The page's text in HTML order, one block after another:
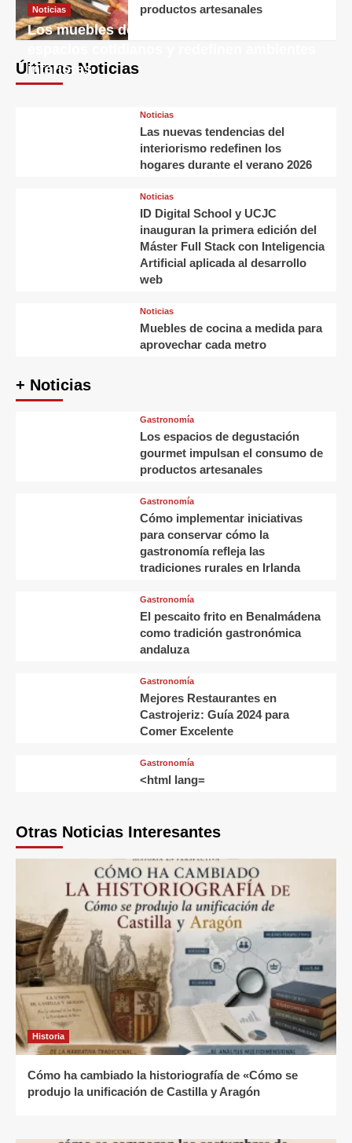
productos artesanales
Últimas Noticias
Noticias
Los muebles decorativos transforman
interiores
Noticias
Las nuevas tendencias del
interiorismo redefinen los
hogares durante el verano 2026
Noticias
ID Digital School y UCJC
inauguran la primera edición del
Máster Full Stack con Inteligencia
Artificial aplicada al desarrollo
web
Noticias
Muebles de cocina a medida para
aprovechar cada metro
+ Noticias
Gastronomía
Los espacios de degustación
gourmet impulsan el consumo de
productos artesanales
Gastronomía
Cómo implementar iniciativas
para conservar cómo la
gastronomía refleja las
tradiciones rurales en Irlanda
Gastronomía
El pescaito frito en Benalmádena
como tradición gastronómica
andaluza
Gastronomía
Mejores Restaurantes en
Castrojeriz: Guía 2024 para
Comer Excelente
Gastronomía
<html lang=
Otras Noticias Interesantes
Historia
Cómo ha cambiado la historiografía de «Cómo se
produjo la unificación de Castilla y Aragón